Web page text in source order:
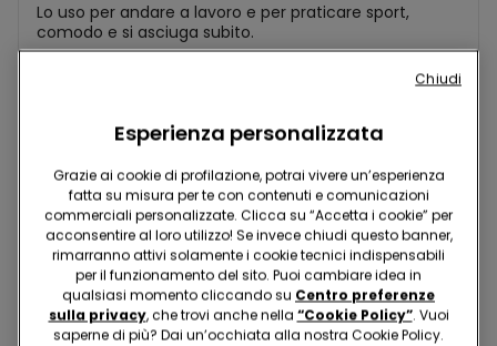
Lo uso per andare a lavoro e per praticare sport,
comodo e si asciuga subito.
Valutato
su
10 mag 2026
Denise F
Top per palestra
Ho comprato questo top da mettere mentre
pratico sport. Veste giusto, è molto comodo e non
si sente per nulla!
Esperienza personalizzata
Grazie ai cookie di profilazione, potrai vivere un’esperienza
fatta su misura per te con contenuti e comunicazioni
commerciali personalizzate. Clicca su “Accetta i cookie” per
acconsentire al loro utilizzo! Se invece chiudi questo banner,
rimarranno attivi solamente i cookie tecnici indispensabili
per il funzionamento del sito. Puoi cambiare idea in
qualsiasi momento cliccando su Centro preferenze
sulla privacy, che trovi anche nella “Cookie Policy”. Vuoi
saperne di più? Dai un’occhiata alla nostra Cookie Policy.
Chiudi